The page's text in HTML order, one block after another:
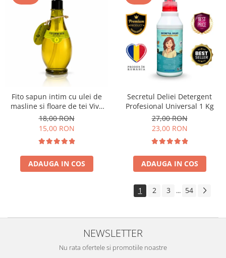
Fito sapun intim cu ulei de
masline si floare de tei Viva
Oliva 400 ml
18,00 RON
15,00 RON
ADAUGA IN COS
Secretul Deliei Detergent
Profesional Universal 1 Kg
27,00 RON
23,00 RON
ADAUGA IN COS
1 2 3 ... 54
NEWSLETTER
Nu rata ofertele si promotiile noastre